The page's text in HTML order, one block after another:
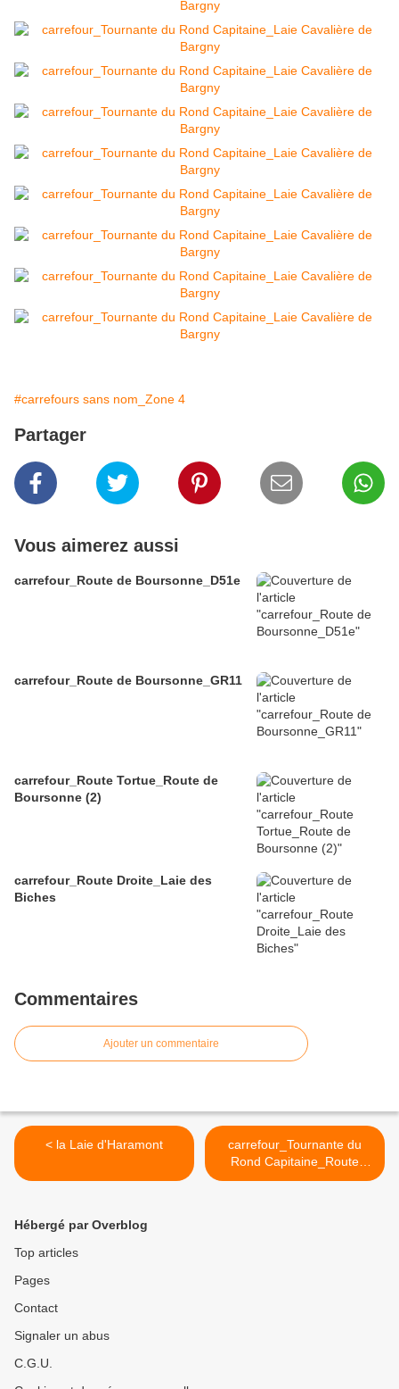
#carrefours sans nom_Zone 4
Partager
Vous aimerez aussi
carrefour_Route de Boursonne_D51e
carrefour_Route de Boursonne_GR11
carrefour_Route Tortue_Route de
Boursonne (2)
carrefour_Route Droite_Laie des
Biches
Commentaires
Ajouter un commentaire
< la Laie d'Haramont
carrefour_Tournante du
Rond Capitaine_Route
Bouchée >
Hébergé par Overblog
Top articles
Pages
Contact
Signaler un abus
C.G.U.